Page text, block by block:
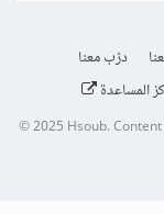
درّب معنا
المساعدة
© 2025Hsoub.